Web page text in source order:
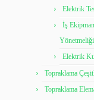
Elektrik
İş
Yönetmeliği
Elektrik
Topraklama
Topraklama